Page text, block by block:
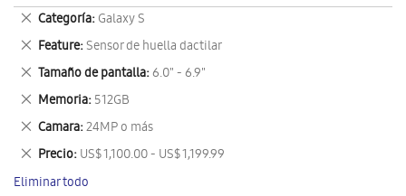
Categoría Galaxy S
Eliminar
este
artículo
Feature Sensor de huella dactilar
Eliminar
este
artículo
Tamaño de pantalla 6.0" - 6.9"
Eliminar
este
artículo
Memoria 512GB
Eliminar
este
artículo
Camara 24MP o más
Eliminar
este
artículo
Precio US$ 1,100.00 - US$ 1,199.99
Eliminar
este
artículo
Eliminar todo